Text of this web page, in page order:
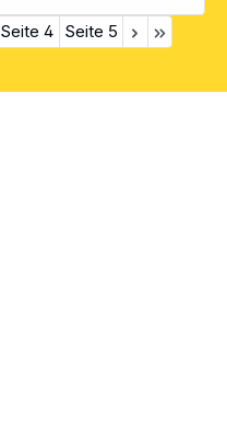
Seite 4 Seite 5